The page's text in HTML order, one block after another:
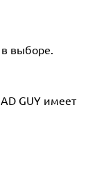
в выборе.
GUY имеет